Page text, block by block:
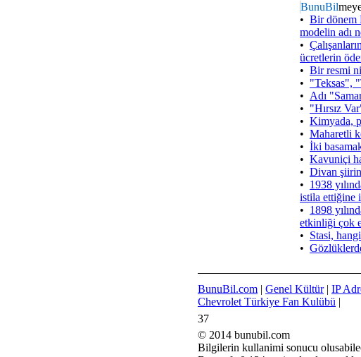
BunuBil
• Bir dönem
modelin adı
•
ücretlerin
• Bir resmi
• "Teksas",
• Adı
• "Hırsız
• Kimyada,
• Maharetli
• İki
• Kavuniçi
• Divan
• 1938
istila ettiğine
• 1898
etkinliği çok
• Stasi,
•
BunuBil.com | Genel Kültür| IP
Chevrolet Türkiye Fan Kulübü |
37
© 2014 bunubil.com
Bilgilerin kullanimi sonucu